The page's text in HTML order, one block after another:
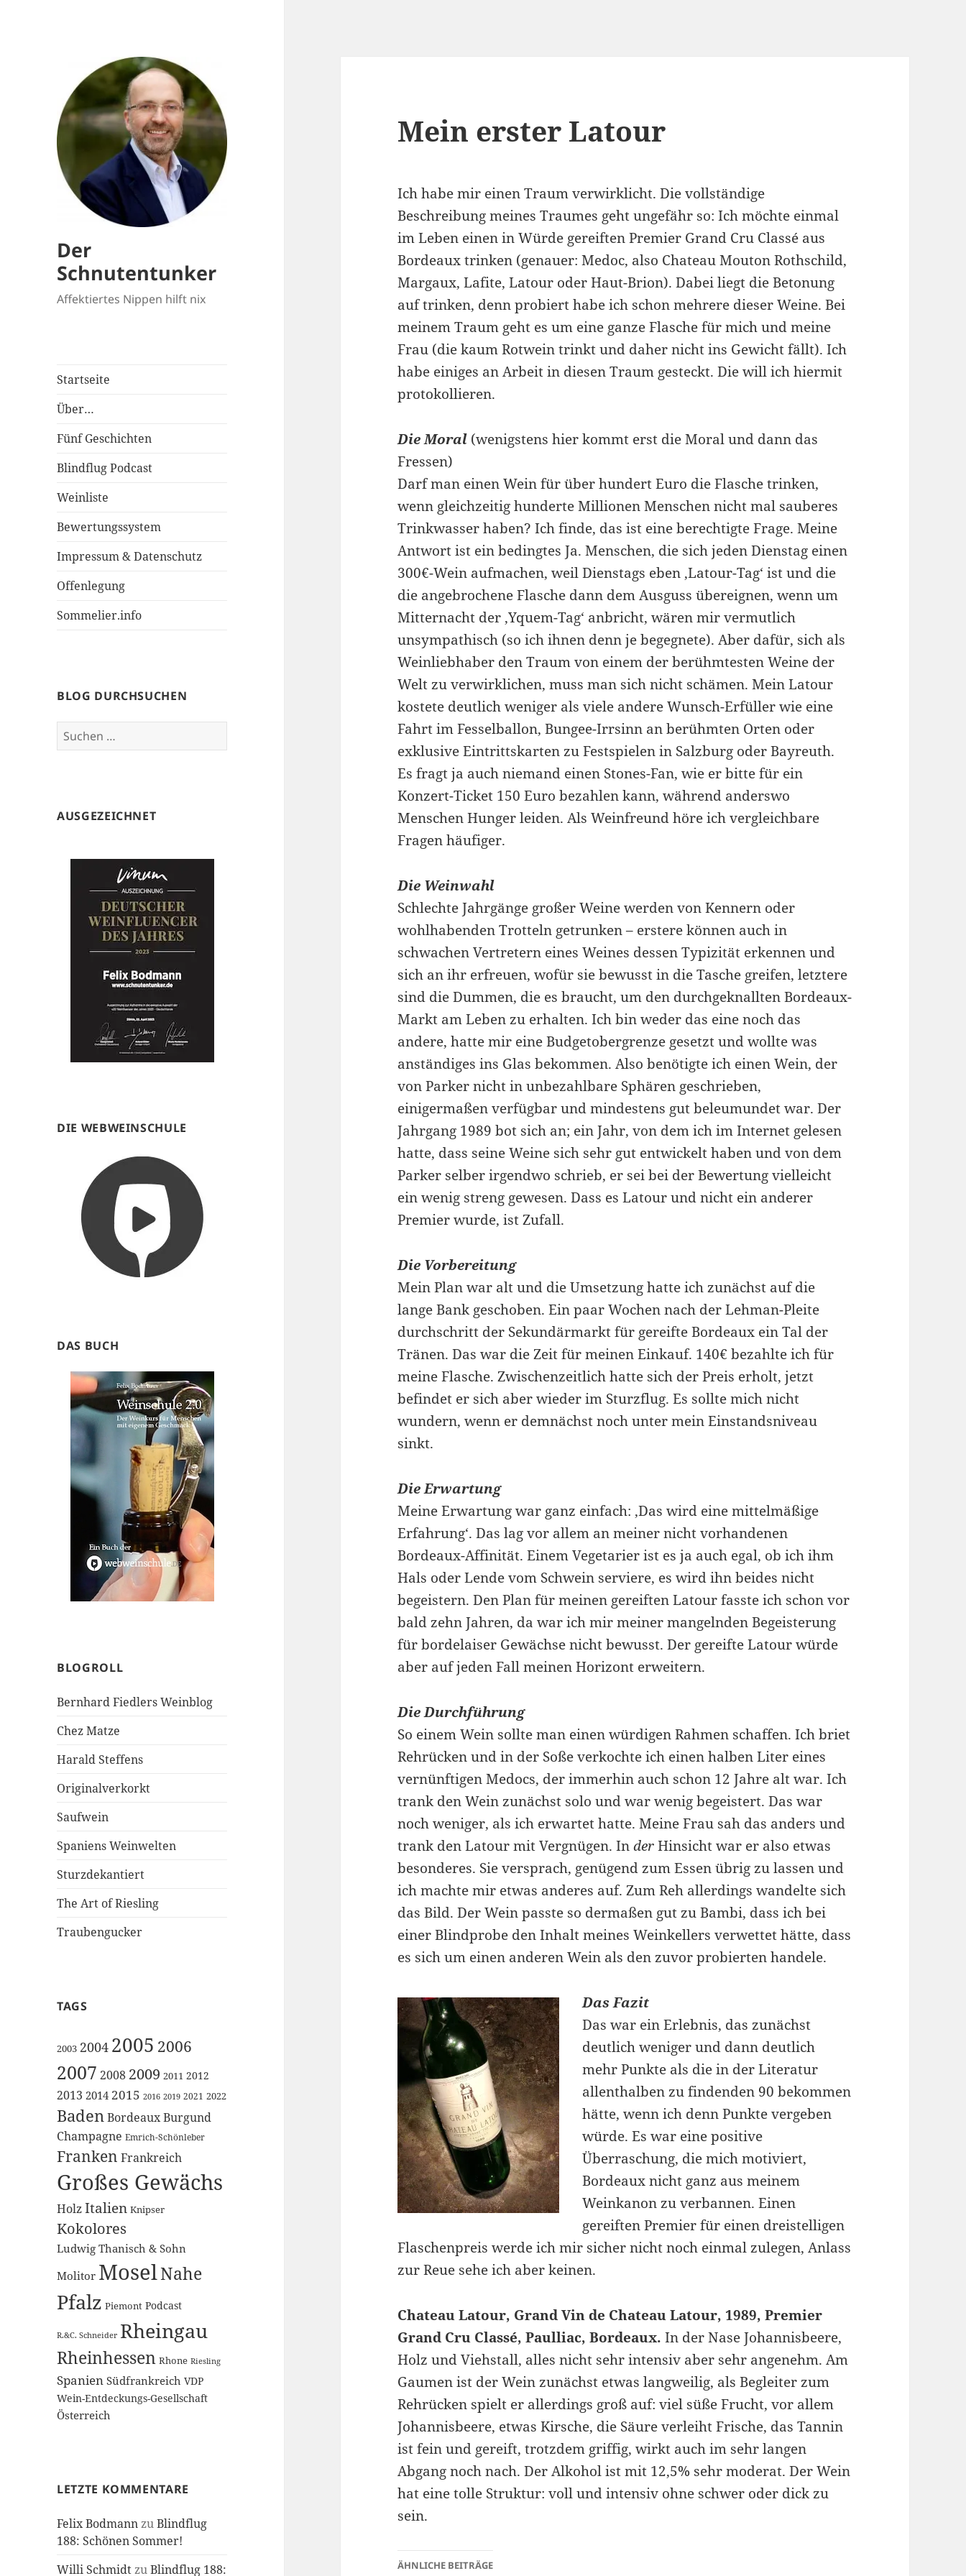
Der
Schnutentunker
Affektiertes Nippen hilft nix
Startseite
Über…
Fünf Geschichten
Blindflug Podcast
Weinliste
Bewertungssystem
Impressum & Datenschutz
Offenlegung
Sommelier.info
BLOG DURCHSUCHEN
Suchen
nach:
AUSGEZEICHNET
DIE WEBWEINSCHULE
DAS BUCH
BLOGROLL
Bernhard Fiedlers Weinblog
Chez Matze
Harald Steffens
Originalverkorkt
Saufwein
Spaniens Weinwelten
Sturzdekantiert
The Art of Riesling
Traubengucker
TAGS
2003 2004 2005 2006
2007 2008 2009 2011 2012
2013 2014 2015 2016 2019 2021 2022
Baden BordeauxBurgund
Champagne Emrich-Schönleber
Franken Frankreich
Großes Gewächs
HolzItalien Knipser
Kokolores
Ludwig Thanisch & Sohn
Molitor MoselNahe
Pfalz Piemont Podcast
R.&C. Schneider Rheingau
Rheinhessen Rhone Riesling
Spanien Südfrankreich VDP
Wein-Entdeckungs-Gesellschaft
Österreich
LETZTE KOMMENTARE
Felix BodmannzuBlindflug
188: Schönen Sommer!
Willi SchmidtzuBlindflug 188:
Mein erster Latour
Ich habe mir einen Traum verwirklicht. Die vollständige
Beschreibung meines Traumes geht ungefähr so: Ich möchte einmal
im Leben einen in Würde gereiften Premier Grand Cru Classé aus
Bordeaux trinken (genauer: Medoc, also Chateau Mouton Rothschild,
Margaux, Lafite, Latour oder Haut-Brion). Dabei liegt die Betonung
auf trinken, denn probiert habe ich schon mehrere dieser Weine. Bei
meinem Traum geht es um eine ganze Flasche für mich und meine
Frau (die kaum Rotwein trinkt und daher nicht ins Gewicht fällt). Ich
habe einiges an Arbeit in diesen Traum gesteckt. Die will ich hiermit
protokollieren.
Die Moral (wenigstens hier kommt erst die Moral und dann das
Fressen)
Darf man einen Wein für über hundert Euro die Flasche trinken,
wenn gleichzeitig hunderte Millionen Menschen nicht mal sauberes
Trinkwasser haben? Ich finde, das ist eine berechtigte Frage. Meine
Antwort ist ein bedingtes Ja. Menschen, die sich jeden Dienstag einen
300€-Wein aufmachen, weil Dienstags eben ,Latour-Tag‘ ist und die
die angebrochene Flasche dann dem Ausguss übereignen, wenn um
Mitternacht der ,Yquem-Tag‘ anbricht, wären mir vermutlich
unsympathisch (so ich ihnen denn je begegnete). Aber dafür, sich als
Weinliebhaber den Traum von einem der berühmtesten Weine der
Welt zu verwirklichen, muss man sich nicht schämen. Mein Latour
kostete deutlich weniger als viele andere Wunsch-Erfüller wie eine
Fahrt im Fesselballon, Bungee-Irrsinn an berühmten Orten oder
exklusive Eintrittskarten zu Festspielen in Salzburg oder Bayreuth.
Es fragt ja auch niemand einen Stones-Fan, wie er bitte für ein
Konzert-Ticket 150 Euro bezahlen kann, während anderswo
Menschen Hunger leiden. Als Weinfreund höre ich vergleichbare
Fragen häufiger.
Die Weinwahl
Schlechte Jahrgänge großer Weine werden von Kennern oder
wohlhabenden Trotteln getrunken – erstere können auch in
schwachen Vertretern eines Weines dessen Typizität erkennen und
sich an ihr erfreuen, wofür sie bewusst in die Tasche greifen, letztere
sind die Dummen, die es braucht, um den durchgeknallten Bordeaux-
Markt am Leben zu erhalten. Ich bin weder das eine noch das
andere, hatte mir eine Budgetobergrenze gesetzt und wollte was
anständiges ins Glas bekommen. Also benötigte ich einen Wein, der
von Parker nicht in unbezahlbare Sphären geschrieben,
einigermaßen verfügbar und mindestens gut beleumundet war. Der
Jahrgang 1989 bot sich an; ein Jahr, von dem ich im Internet gelesen
hatte, dass seine Weine sich sehr gut entwickelt haben und von dem
Parker selber irgendwo schrieb, er sei bei der Bewertung vielleicht
ein wenig streng gewesen. Dass es Latour und nicht ein anderer
Premier wurde, ist Zufall.
Die Vorbereitung
Mein Plan war alt und die Umsetzung hatte ich zunächst auf die
lange Bank geschoben. Ein paar Wochen nach der Lehman-Pleite
durchschritt der Sekundärmarkt für gereifte Bordeaux ein Tal der
Tränen. Das war die Zeit für meinen Einkauf. 140€ bezahlte ich für
meine Flasche. Zwischenzeitlich hatte sich der Preis erholt, jetzt
befindet er sich aber wieder im Sturzflug. Es sollte mich nicht
wundern, wenn er demnächst noch unter mein Einstandsniveau
sinkt.
Die Erwartung
Meine Erwartung war ganz einfach: ,Das wird eine mittelmäßige
Erfahrung‘. Das lag vor allem an meiner nicht vorhandenen
Bordeaux-Affinität. Einem Vegetarier ist es ja auch egal, ob ich ihm
Hals oder Lende vom Schwein serviere, es wird ihn beides nicht
begeistern. Den Plan für meinen gereiften Latour fasste ich schon vor
bald zehn Jahren, da war ich mir meiner mangelnden Begeisterung
für bordelaiser Gewächse nicht bewusst. Der gereifte Latour würde
aber auf jeden Fall meinen Horizont erweitern.
Die Durchführung
So einem Wein sollte man einen würdigen Rahmen schaffen. Ich briet
Rehrücken und in der Soße verkochte ich einen halben Liter eines
vernünftigen Medocs, der immerhin auch schon 12 Jahre alt war. Ich
trank den Wein zunächst solo und war wenig begeistert. Das war
noch weniger, als ich erwartet hatte. Meine Frau sah das anders und
trank den Latour mit Vergnügen. InderHinsicht war er also etwas
besonderes. Sie versprach, genügend zum Essen übrig zu lassen und
ich machte mir etwas anderes auf. Zum Reh allerdings wandelte sich
das Bild. Der Wein passte so dermaßen gut zu Bambi, dass ich bei
einer Blindprobe den Inhalt meines Weinkellers verwettet hätte, dass
es sich um einen anderen Wein als den zuvor probierten handele.
Das Fazit
Das war ein Erlebnis, das zunächst
deutlich weniger und dann deutlich
mehr Punkte als die in der Literatur
allenthalben zu findenden 90 bekommen
hätte, wenn ich denn Punkte vergeben
würde. Es war eine positive
Überraschung, die mich motiviert,
Bordeaux nicht ganz aus meinem
Weinkanon zu verbannen. Einen
gereiften Premier für einen dreistelligen
Flaschenpreis werde ich mir sicher nicht noch einmal zulegen, Anlass
zur Reue sehe ich aber keinen.
Chateau Latour, Grand Vin de Chateau Latour, 1989, Premier
Grand Cru Classé, Paulliac, Bordeaux. In der Nase Johannisbeere,
Holz und Viehstall, alles nicht sehr intensiv aber sehr angenehm. Am
Gaumen ist der Wein zunächst etwas langweilig, als Begleiter zum
Rehrücken spielt er allerdings groß auf: viel süße Frucht, vor allem
Johannisbeere, etwas Kirsche, die Säure verleiht Frische, das Tannin
ist fein und gereift, trotzdem griffig, wirkt auch im sehr langen
Abgang noch nach. Der Alkohol ist mit 12,5% sehr moderat. Der Wein
hat eine tolle Struktur: voll und intensiv ohne schwer oder dick zu
sein.
ÄHNLICHE BEITRÄGE